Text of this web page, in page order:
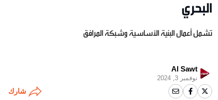
البحري
تشمل أعمال البنية الأساسية وشبكة المرافق
Al Sawt
نوفمبر 3, 2024
شارك